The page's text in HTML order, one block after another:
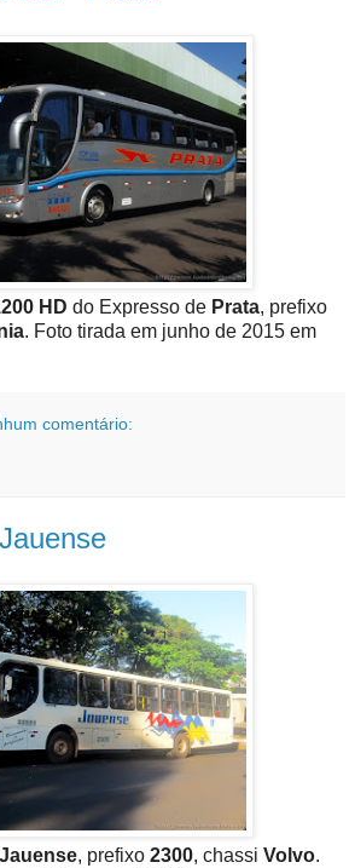
HD do Expresso de Prata, prefixo
. Foto tirada em junho de 2015 em
comentário:
Jauense, prefixo 2300, chassi Volvo.